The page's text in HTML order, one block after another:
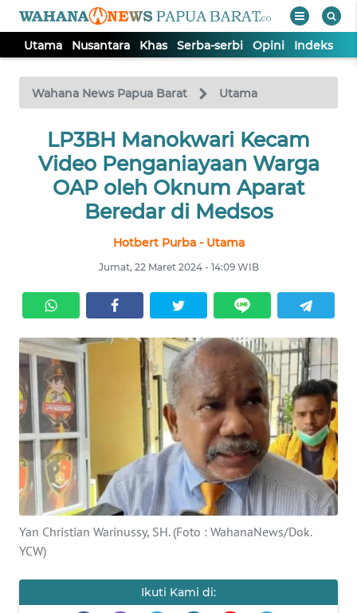
Utama Nusantara Khas Serba-serbi Opini Indeks
Wahana News Papua Barat Utama
LP3BH Manokwari Kecam
Video Penganiayaan Warga
OAP oleh Oknum Aparat
Beredar di Medsos
Hotbert Purba - Utama
Jumat, 22 Maret 2024 - 14:09 WIB
Yan Christian Warinussy, SH. (Foto : WahanaNews/Dok.
YCW)
Ikuti Kami di:
TV
Tutup
UTAMA
NUSANTARA
SERBI
OPINI
Informasi
INDEKS
BERITA
KONTAK
KAMI
INFO
IKLAN
KAMI